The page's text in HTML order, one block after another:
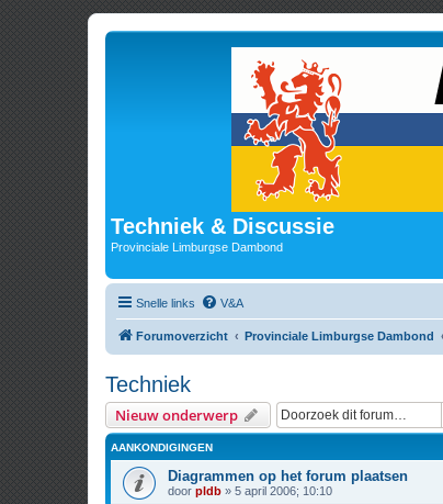
Techniek & Discussie
Provinciale Limburgse Dambond
Snelle links V&A
Forumoverzicht Provinciale Limburgse Dambond
Techniek
Nieuw onderwerp
AANKONDIGINGEN
Diagrammen op het forum plaatsen
door pldb » 5 april 2006; 10:10